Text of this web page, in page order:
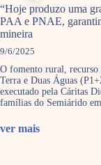
“Hoje produzo uma
PAA e PNAE,
mineira
9/6/2025
O fomento rural, recurso
Terra e Duas Águas
executado pela Cáritas
famílias do Semiárido
ver mais